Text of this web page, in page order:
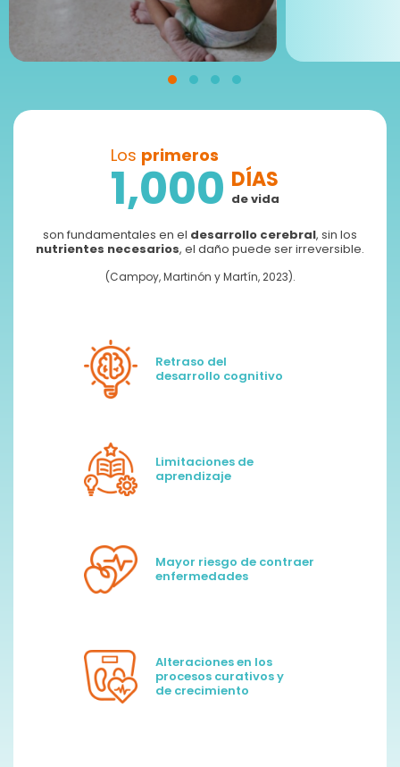
Transferencia o depósito bancario
Banco:BBVA
No de cuenta:
CLABE: 012320001711975094
Descubre otras maneras de apoyar a la niñez
Los primeros
1,000 DÍAS
de vida
son fundamentales en el desarrollo cerebral, sin los
nutrientes necesarios, el daño puede ser irreversible.
(Campoy, Martinón y Martín, 2023).
Retraso del
desarrollo cognitivo
Limitaciones de
aprendizaje
Mayor riesgo de contraer
enfermedades
Alteraciones en los
procesos curativos y
de crecimiento